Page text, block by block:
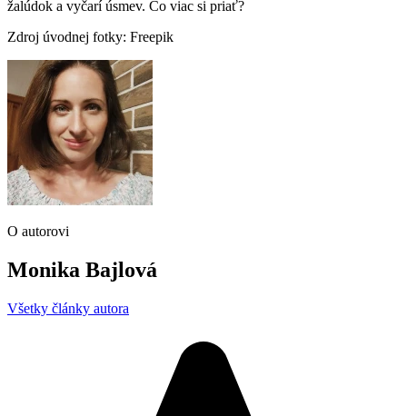
žalúdok a vyčarí úsmev. Čo viac si priať?
Zdroj úvodnej fotky: Freepik
O autorovi
Monika Bajlová
Všetky články autora